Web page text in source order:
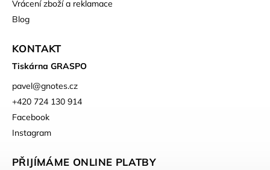
Vrácení zboží a reklamace
Blog
KONTAKT
Tiskárna GRASPO
pavel@gnotes.cz
+420 724 130 914
Facebook
Instagram
PŘIJÍMÁME ONLINE PLATBY